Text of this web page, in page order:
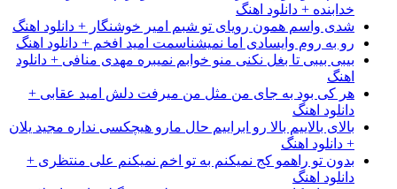
خدابنده + دانلود اهنگ
شدی واسم همون رویای تو شبم امیر خوشنگار + دانلود اهنگ
رو به روم وایسادی اما نمیشناسمت امید افخم + دانلود اهنگ
بیبی بیبی تا بغل نکنی منو خوابم نمیبره مهدی منافی + دانلود
اهنگ
هر کی بود به جای من مثل من میرفت دلش امید عقابی +
دانلود اهنگ
بالای بالاییم بالا رو ابراییم حال مارو هیچکسی نداره مجید یلان
+ دانلود اهنگ
بدون تو راهمو کج نمیکنم به تو اخم نمیکنم علی منتظری +
دانلود اهنگ